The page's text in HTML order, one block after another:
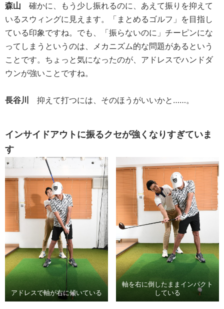
森山 確かに、もう少し振れるのに、あえて振りを抑えて
いるスウィングに見えます。「まとめるゴルフ」を目指し
ている印象ですね。でも、「振らないのに」チーピンにな
ってしまうというのは、メカニズム的な問題があるという
ことです。ちょっと気になったのが、アドレスでハンドダ
ウンが強いことですね。
長谷川 抑えて打つには、そのほうがいいかと……。
インサイドアウトに振るクセが強くなりすぎていま
す
アドレスで軸が右に傾いている
軸を右に倒したままインパクト
している